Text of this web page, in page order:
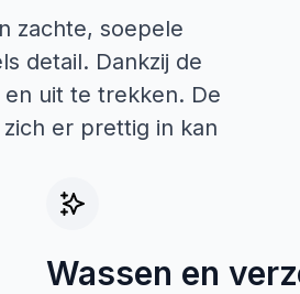
zachte, soepele
detail. Dankzij de
uit te trekken. De
er prettig in kan
Wassen en